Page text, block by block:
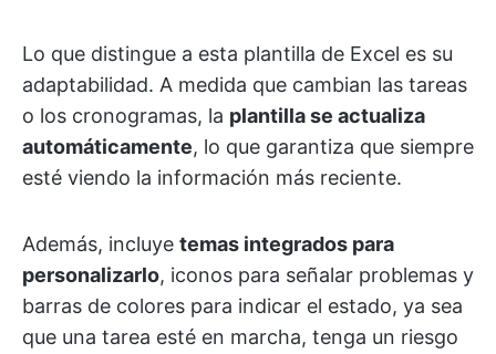
Lo que distingue a esta plantilla de Excel es su
adaptabilidad. A medida que cambian las tareas
o los cronogramas, la plantilla se actualiza
automáticamente, lo que garantiza que siempre
esté viendo la información más reciente.
Además, incluye temas integrados para
personalizarlo, iconos para señalar problemas y
barras de colores para indicar el estado, ya sea
que una tarea esté en marcha, tenga un riesgo